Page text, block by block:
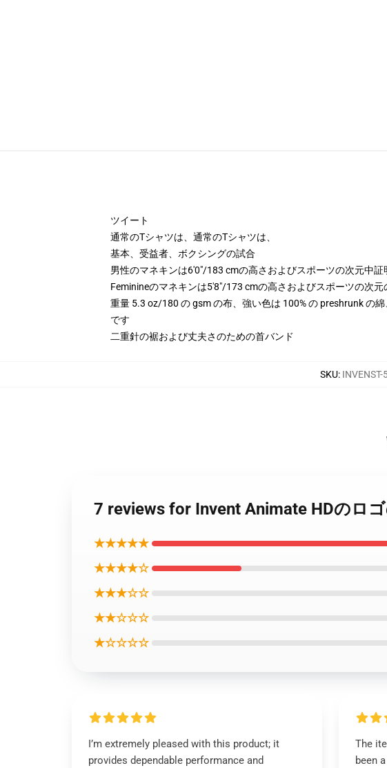
ツイート
通常のTシャツは、通常のTシャツは、
基本、受益者、ボクシングの試合
男性のマネキンは6'0"/183 cmの高さおよびスポーツの次元中証
Feminineのマネキンは5'8"/173 cmの高さおよびスポーツの次
重量 5.3 oz/180 の gsm の布、強い色は 100% の preshrunk の
です
二重針の裾および丈夫さのための首バンド
SKU: INVENST-
7 reviews for Invent Animate HDのロ
★★★★★
★★★★☆
★★★☆☆
★★☆☆☆
★☆☆☆☆
I’m extremely pleased with this product; it
provides dependable performance and
The
been